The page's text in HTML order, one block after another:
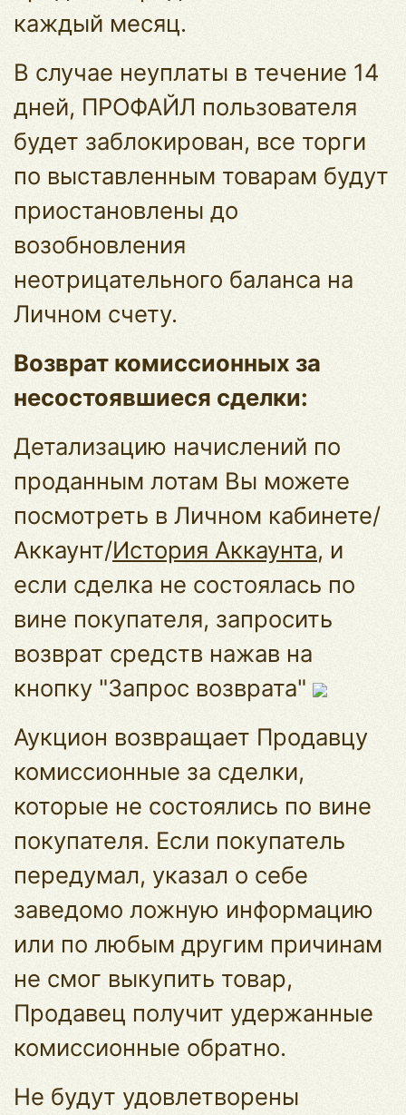
каждый месяц.
В случае неуплаты в течение 14
дней, ПРОФАЙЛ пользователя
будет заблокирован, все торги
по выставленным товарам будут
приостановлены до
возобновления
неотрицательного баланса на
Личном счету.
Возврат комиссионных за
несостоявшиеся сделки:
Детализацию начислений по
проданным лотам Вы можете
посмотреть в Личном кабинете/
Аккаунт/История Аккаунта, и
если сделка не состоялась по
вине покупателя, запросить
возврат средств нажав на
кнопку "Запрос возврата"
Аукцион возвращает Продавцу
комиссионные за сделки,
которые не состоялись по вине
покупателя. Если покупатель
передумал, указал о себе
заведомо ложную информацию
или по любым другим причинам
не смог выкупить товар,
Продавец получит удержанные
комиссионные обратно.
Не будут удовлетворены